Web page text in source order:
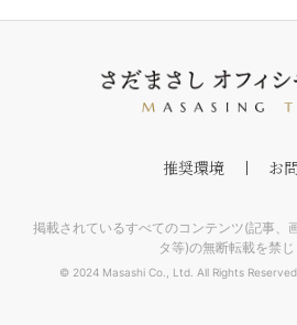
推奨環境 お
掲載されているすべてのコンテンツ(記事、
タ等)の無断転載を禁じ
© 2024 Masashi Co., Ltd. All Rights